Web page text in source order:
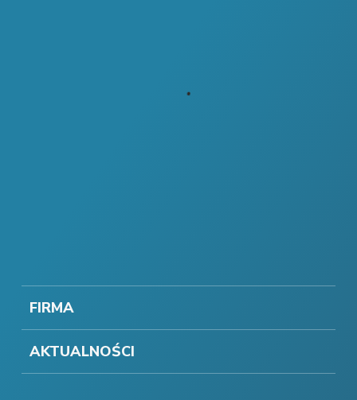
FIRMA
AKTUALNOŚCI